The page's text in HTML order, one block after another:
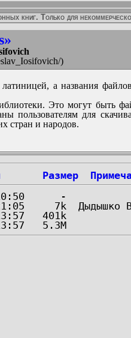
книг. Только для
)
а названия
Это могут быть
пользователям для
стран и народов.
Размер